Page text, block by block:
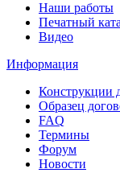
Наши работы
Печатный
Видео
Информация
Конструкции
Образец
FAQ
Термины
Форум
Новости